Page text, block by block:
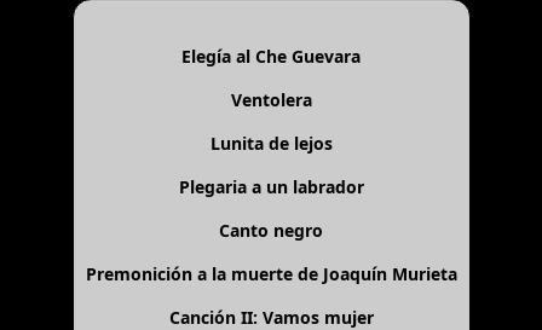
Elegía al Che Guevara
Ventolera
Lunita de lejos
Plegaria a un labrador
Canto negro
Premonición a la muerte de Joaquín Murieta
Canción II: Vamos mujer